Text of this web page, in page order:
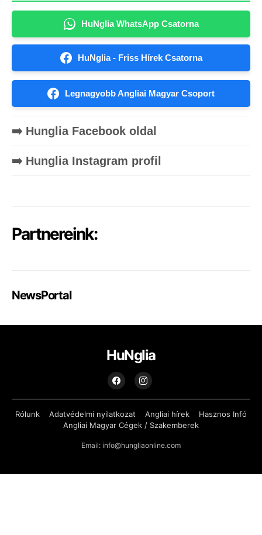
HuNglia WhatsApp Csatorna
HuNglia - Friss Hírek Csatorna
Legnagyobb Angliai Magyar Csoport
➡️ Hunglia Facebook oldal
➡️ Hunglia Instagram profil
Partnereink:
NewsPortal
HuNglia
Rólunk Adatvédelmi nyilatkozat Angliai hírek
Hasznos Infó
Angliai Magyar Cégek / Szakemberek
Email: info@hungliaonline.com